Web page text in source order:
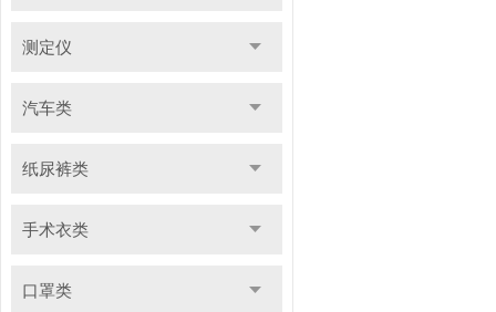
测定仪
汽车类
纸尿裤类
手术衣类
口罩类